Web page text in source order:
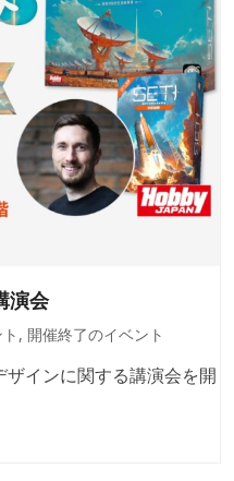
演会
, 開催終了のイベント
インに関する講演会を開